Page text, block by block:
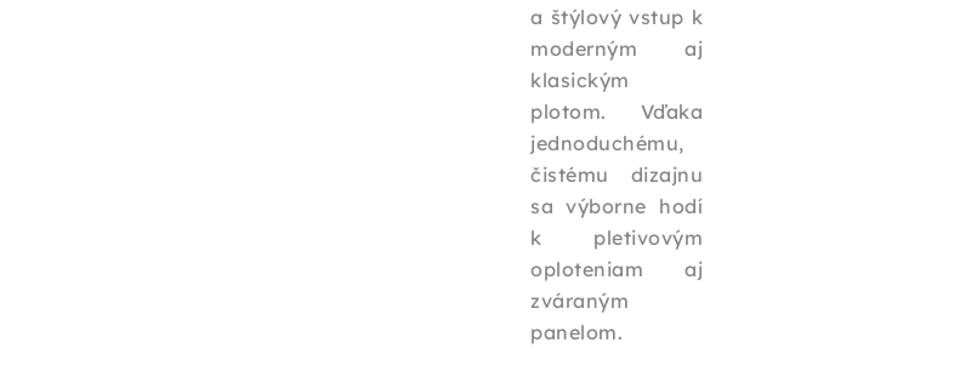
a štýlový vstup k
moderným aj
klasickým
plotom. Vďaka
jednoduchému,
čistému dizajnu
sa výborne hodí
k pletivovým
oploteniam aj
zváraným
panelom.